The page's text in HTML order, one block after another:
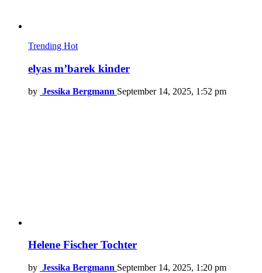
Trending Hot
elyas m’barek kinder
by Jessika Bergmann September 14, 2025, 1:52 pm
Helene Fischer Tochter
by Jessika Bergmann September 14, 2025, 1:20 pm